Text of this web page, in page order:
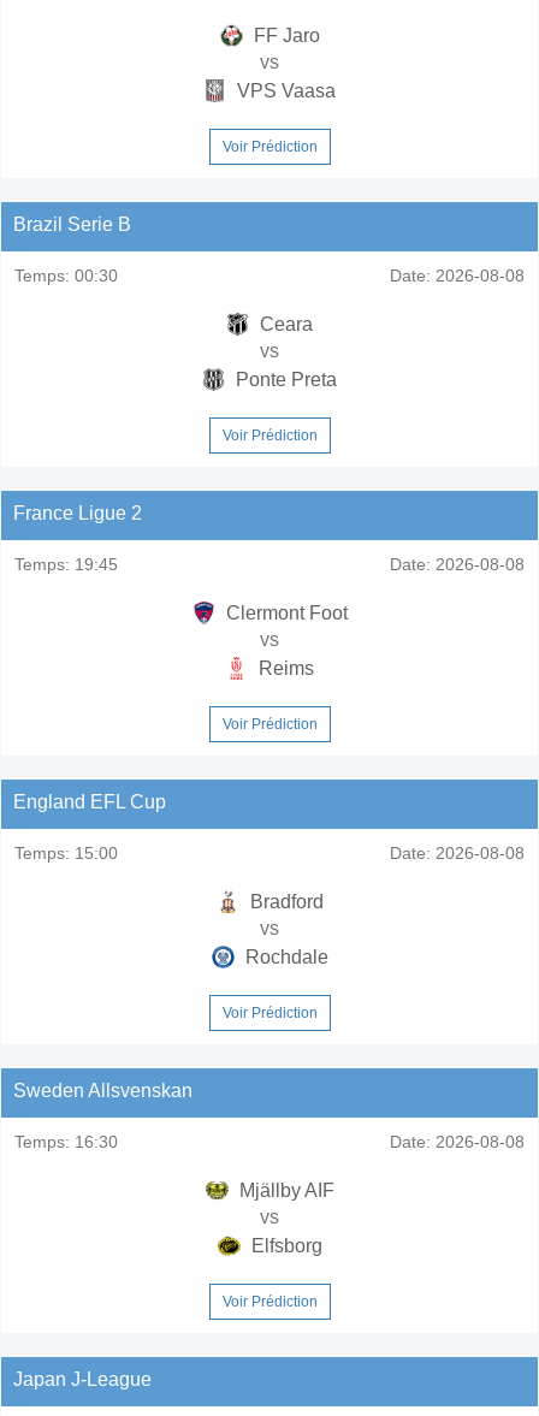
FF Jaro
vs
VPS Vaasa
Voir Prédiction
Brazil Serie B
Temps: 00:30 Date: 2026-08-08
Ceara
vs
Ponte Preta
Voir Prédiction
France Ligue 2
Temps: 19:45 Date: 2026-08-08
Clermont Foot
vs
Reims
Voir Prédiction
England EFL Cup
Temps: 15:00 Date: 2026-08-08
Bradford
vs
Rochdale
Voir Prédiction
Sweden Allsvenskan
Temps: 16:30 Date: 2026-08-08
Mjällby AIF
vs
Elfsborg
Voir Prédiction
Japan J-League